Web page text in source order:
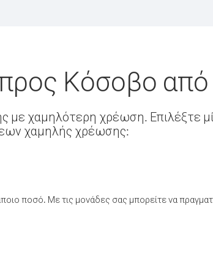
Κόσοβο
χαμηλότερη χρέωση. Επιλέξτε
χαμηλής χρέωσης:
ποσό. Με τις μονάδες σας μπορείτε να